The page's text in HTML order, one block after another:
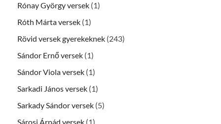
Rónay György versek (1)
Róth Márta versek (1)
Rövid versek gyerekeknek (243)
Sándor Ernő versek (1)
Sándor Viola versek (1)
Sarkadi János versek (1)
Sarkady Sándor versek (5)
Sárosi Árpád versek (1)